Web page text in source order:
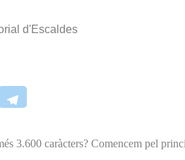
d'Escaldes
3.600 caràcters? Comencem pel